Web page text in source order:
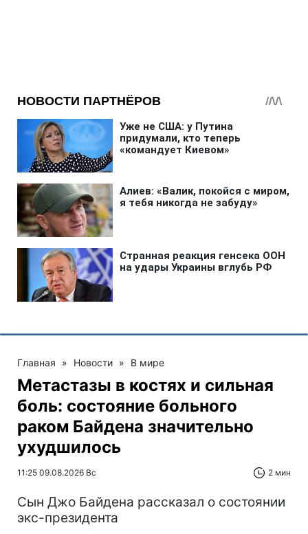
Главная » Новости » В мире
Метастазы в костях и сильная
боль: состояние больного
раком Байдена значительно
ухудшилось
11:25 09.08.2026 Вс 2 мин
Сын Джо Байдена рассказал о состоянии
экс-президента